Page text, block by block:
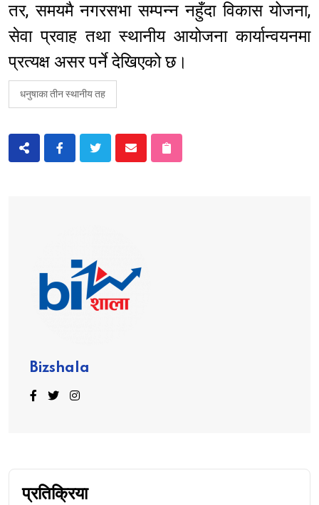
तर, समयमै नगरसभा सम्पन्न नहुँदा विकास योजना,
सेवा प्रवाह तथा स्थानीय आयोजना कार्यान्वयनमा
प्रत्यक्ष असर पर्ने देखिएको छ।
धनुषाका तीन स्थानीय तह
Bizshala
प्रतिक्रिया